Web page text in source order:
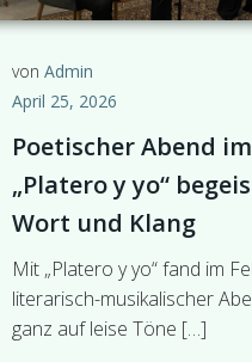
von Admin
April 25, 2026
Poetischer Abend
„Platero y yo“
Wort und Klang
Mit „Platero y yo“ fand im
literarisch-musikalischer
ganz auf leise Töne […]